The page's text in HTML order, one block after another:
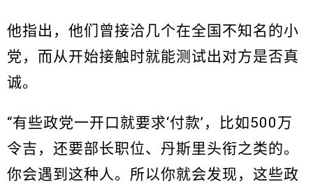
他指出，他们曾接洽几个在全国不知名的小
党，而从开始接触时就能测试出对方是否真
诚。
“有些政党一开口就要求‘付款’，比如500万
令吉，还要部长职位、丹斯里头衔之类的。
你会遇到这种人。所以你就会发现，这些政